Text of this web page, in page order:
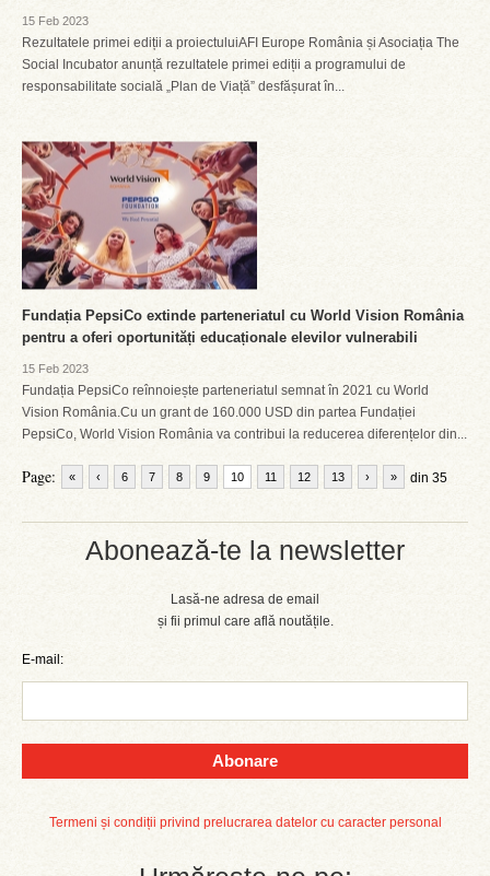
Abonează-te la newsletter
Lasă-ne adresa de email
și fii primul care află noutățile.
E-mail:
Abonare
Termeni și condiții privind prelucrarea datelor cu caracter personal
15 Feb 2023
Rezultatele primei ediții a proiectuluiAFI Europe România și Asociația The
Social Incubator anunță rezultatele primei ediții a programului de
responsabilitate socială „Plan de Viață” desfășurat în...
Fundația PepsiCo extinde parteneriatul cu World Vision România
pentru a oferi oportunități educaționale elevilor vulnerabili
15 Feb 2023
Fundația PepsiCo reînnoiește parteneriatul semnat în 2021 cu World
Vision România.Cu un grant de 160.000 USD din partea Fundației
PepsiCo, World Vision România va contribui la reducerea diferențelor din...
Page: « ‹ 6 7 8 9 10 11 12 13 din 35
› »